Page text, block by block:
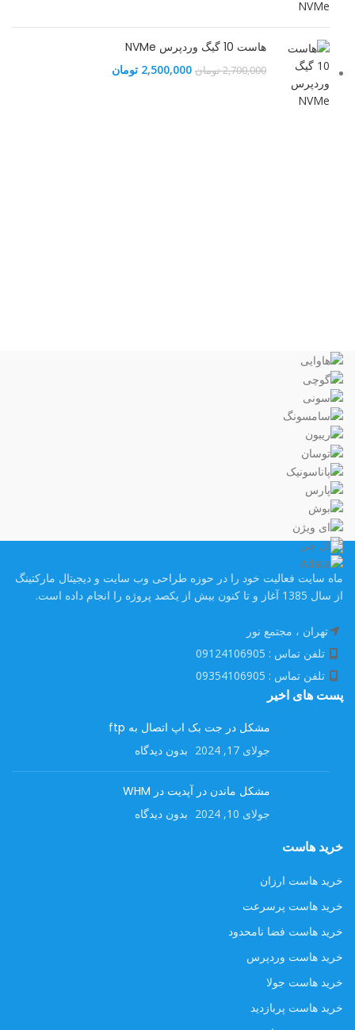
هاست 10 گیگ وردپرس NVMe
2,700,000تومان قیمت
2,500,000 تومان
ماه سایت فعالیت خود را در حوزه طراحی وب سایت و دیجیتال مارکتینگ
از سال 1385 آغاز و تا کنون بیش از یکصد پروژه را انجام داده است.
تهران ، مجتمع نور
تلفن تماس : 09124106905
تلفن تماس : 09354106905
پست های اخیر
مشکل در جت بک اپ اتصال به ftp
جولای 17, 2024 بدون دیدگاه
مشکل ماندن در آپدیت در WHM
جولای 10, 2024 بدون دیدگاه
خرید هاست
خرید هاست ارزان
خرید هاست پرسرعت
خرید هاست فضا نامحدود
خرید هاست وردپرس
خرید هاست جولا
خرید هاست پربازدید